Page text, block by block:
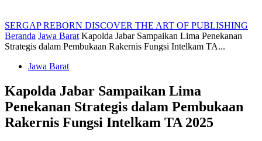
SERGAP REBORN DISCOVER THE ART OF PUBLISHING
Beranda Jawa Barat Kapolda Jabar Sampaikan Lima Penekanan
Strategis dalam Pembukaan Rakernis Fungsi Intelkam TA...
Jawa Barat
Kapolda Jabar Sampaikan Lima
Penekanan Strategis dalam Pembukaan
Rakernis Fungsi Intelkam TA 2025